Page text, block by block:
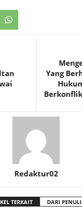
Yang
Redaktur02
TERKAIT DARI